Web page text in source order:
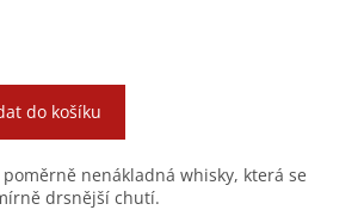
do košíku
nenákladná whisky, která se
drsnější chutí.